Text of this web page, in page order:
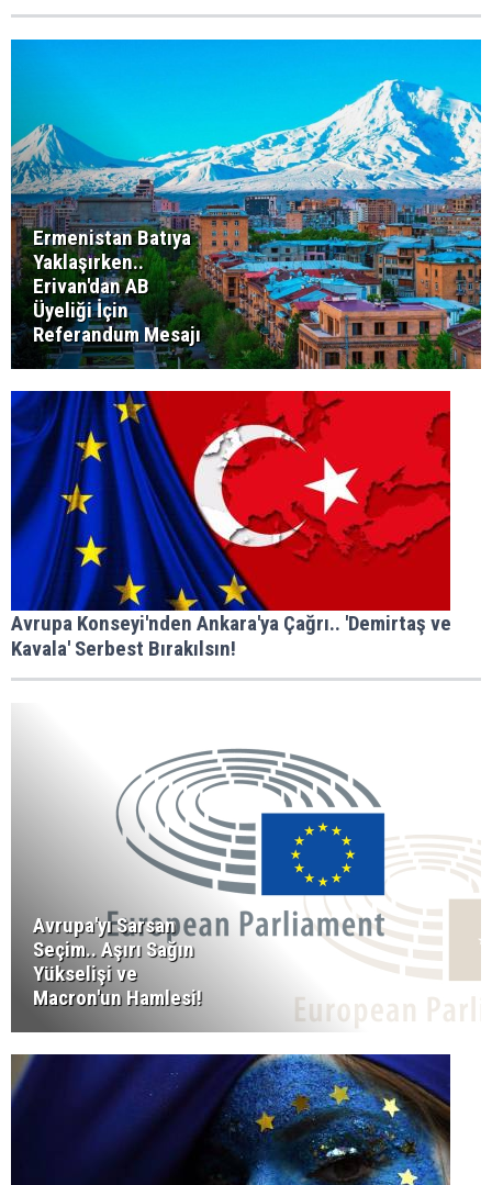
Ermenistan Batıya
Yaklaşırken..
Erivan'dan AB
Üyeliği İçin
Referandum Mesajı
Avrupa Konseyi'nden Ankara'ya Çağrı.. 'Demirtaş ve
Kavala' Serbest Bırakılsın!
Avrupa'yı Sarsan
Seçim.. Aşırı Sağın
Yükselişi ve
Macron'un Hamlesi!